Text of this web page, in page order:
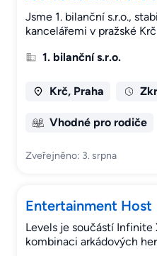
Jsme 1. bilanční s.r.o.,
kancelářemi v pražské
1. bilanční s.r.o.
Krč, Praha
Vhodné pro rodiče
Zveřejněno: 3. srpna
Entertainment Host
Levels je součástí Infinite
kombinaci arkádových